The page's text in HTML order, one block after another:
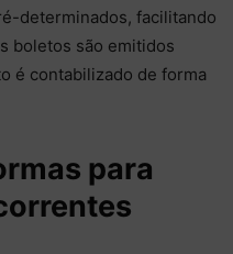
determinados, facilitando
boletos são emitidos
é contabilizado de forma
para